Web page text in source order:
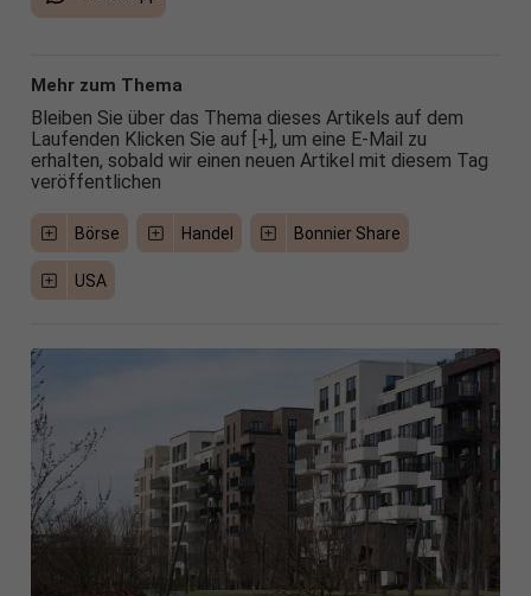
Mehr zum Thema
Bleiben Sie über das Thema dieses Artikels auf dem
Laufenden Klicken Sie auf [+], um eine E-Mail zu
erhalten, sobald wir einen neuen Artikel mit diesem Tag
veröffentlichen
Börse Handel Bonnier Share
USA